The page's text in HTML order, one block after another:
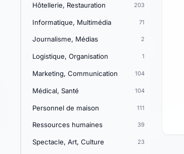
Hôtellerie, Restauration 203
Informatique, Multimédia 71
Journalisme, Médias 2
Logistique, Organisation 1
Marketing, Communication 104
Médical, Santé 104
Personnel de maison 111
Ressources humaines 39
Spectacle, Art, Culture 23